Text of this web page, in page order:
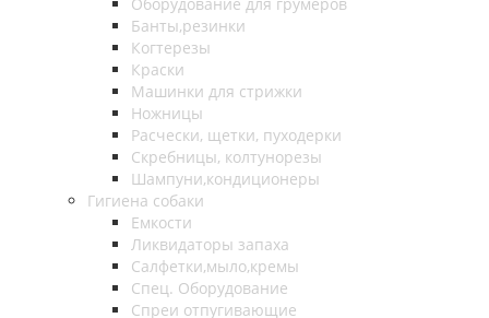
Банты,резинки
Когтерезы
Краски
Машинки для стрижки
Ножницы
Расчески, щетки, пуходерки
Скребницы, колтунорезы
Шампуни,кондиционеры
Гигиена собаки
Емкости
Ликвидаторы запаха
Салфетки,мыло,кремы
Спец. Оборудование
Спреи отпугивающие